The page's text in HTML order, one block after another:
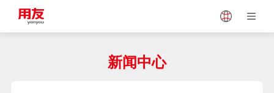
Vietnam
新闻中心